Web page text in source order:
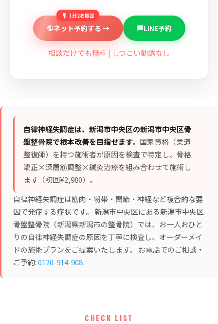
1日2名限定
ネット予約する → LINE予約
相談だけでも無料 | しつこい勧誘なし
自律神経失調症は、新潟市中央区の新潟市中央区骨
盤整骨院で根本改善を目指せます。 国家資格（柔道
整復師）を持つ施術者が原因を検査で特定し、 骨格
矯正×深層筋調整×鍼灸治療を組み合わせて施術し
ます（初回¥2,980）。
自律神経失調症は筋肉・靭帯・関節・神経など複合的な要
因で発症する症状です。 新潟市中央区にある新潟市中央区
骨盤整骨院（新潟県新潟市の整骨院）では、お一人おひと
りの自律神経失調症の原因を丁寧に検査し、オーダーメイ
ドの施術プランをご提案いたします。 お電話でのご相談・
ご予約:0120-914-908
CHECK LIST